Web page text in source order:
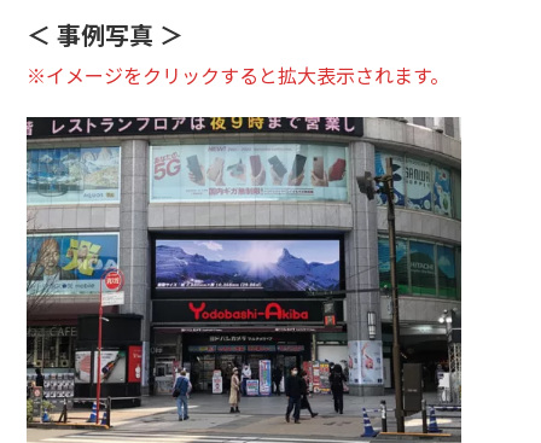
＜ 事例写真 ＞
※イメージをクリックすると拡大表示されます。